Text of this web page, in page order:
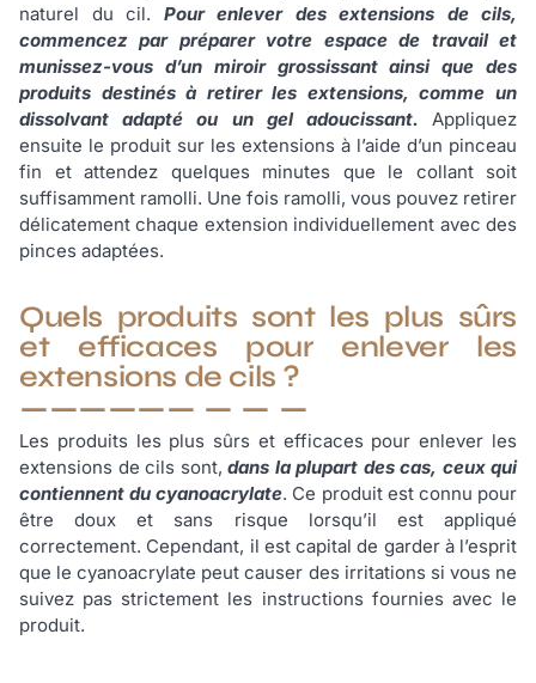
naturel du cil. Pour enlever des extensions de cils,
commencez par préparer votre espace de travail et
munissez-vous d’un miroir grossissant ainsi que des
produits destinés à retirer les extensions, comme un
dissolvant adapté ou un gel adoucissant. Appliquez
ensuite le produit sur les extensions à l’aide d’un pinceau
fin et attendez quelques minutes que le collant soit
suffisamment ramolli. Une fois ramolli, vous pouvez retirer
délicatement chaque extension individuellement avec des
pinces adaptées.
Quels produits sont les plus sûrs
et efficaces pour enlever les
extensions de cils ?
Les produits les plus sûrs et efficaces pour enlever les
extensions de cils sont, dans la plupart des cas, ceux qui
contiennent du cyanoacrylate. Ce produit est connu pour
être doux et sans risque lorsqu’il est appliqué
correctement. Cependant, il est capital de garder à l’esprit
que le cyanoacrylate peut causer des irritations si vous ne
suivez pas strictement les instructions fournies avec le
produit.